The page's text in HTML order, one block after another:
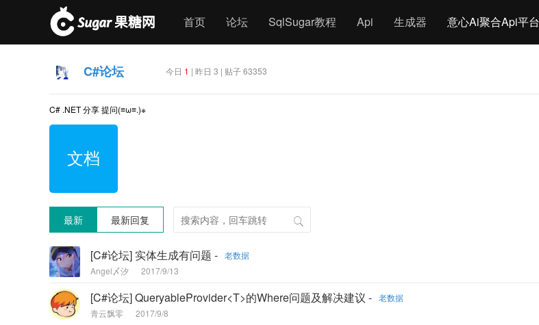
首页 论坛 SqlSugar教程 Api 生成器 意心Ai聚合Api平台
C#论坛 今日 1 | 昨日 3 | 贴子 63353
C# .NET 分享 提问(≡ω≡.)※
文档
最新 最新回复
[C#论坛] 实体生成有问题 - 老数据
Angel〆汐
2017/9/13
[C#论坛] QueryableProvider<T>的Where问题及解决建议 - 老数据
青云飘零
2017/9/8